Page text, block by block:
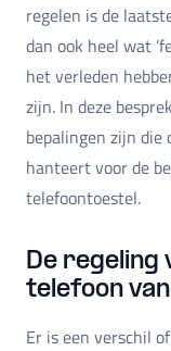
regelen is de
dan ook heel wat
het verleden
zijn. In deze
bepalingen zijn die
hanteert voor de
telefoontoestel.
De regeling
telefoon
Er is een verschil